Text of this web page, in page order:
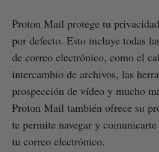
Proton Mail protege tu
por defecto. Esto incluye todas
de correo electrónico, como el
intercambio de archivos, las
prospección de vídeo y mucho
Proton Mail también ofrece su
te permite navegar y
tu correo electrónico.